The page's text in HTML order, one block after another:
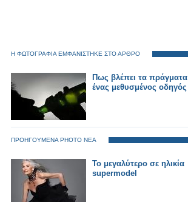
Η ΦΩΤΟΓΡΑΦΙΑ ΕΜΦΑΝΙΣΤΗΚΕ ΣΤΟ ΑΡΘΡΟ
Πως βλέπει τα πράγματα
ένας μεθυσμένος οδηγός
ΠΡΟΗΓΟΥΜΕΝΑ PHOTO ΝΕΑ
Το μεγαλύτερο σε ηλικία
supermodel